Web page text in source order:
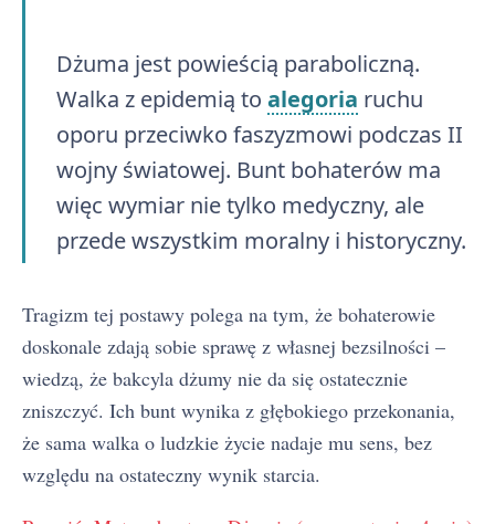
Dżuma jest powieścią paraboliczną.
Walka z epidemią to alegoria ruchu
oporu przeciwko faszyzmowi podczas II
wojny światowej. Bunt bohaterów ma
więc wymiar nie tylko medyczny, ale
przede wszystkim moralny i historyczny.
Tragizm tej postawy polega na tym, że bohaterowie
doskonale zdają sobie sprawę z własnej bezsilności –
wiedzą, że bakcyla dżumy nie da się ostatecznie
zniszczyć. Ich bunt wynika z głębokiego przekonania,
że sama walka o ludzkie życie nadaje mu sens, bez
względu na ostateczny wynik starcia.